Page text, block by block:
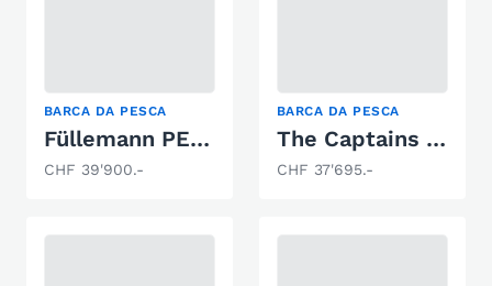
BARCA DA PESCA
Füllemann PETRI F-603 inkl. 40PS Yamaha
CHF 39'900.-
BARCA DA PESCA
The Captains Fisher 650 Lux
CHF 37'695.-